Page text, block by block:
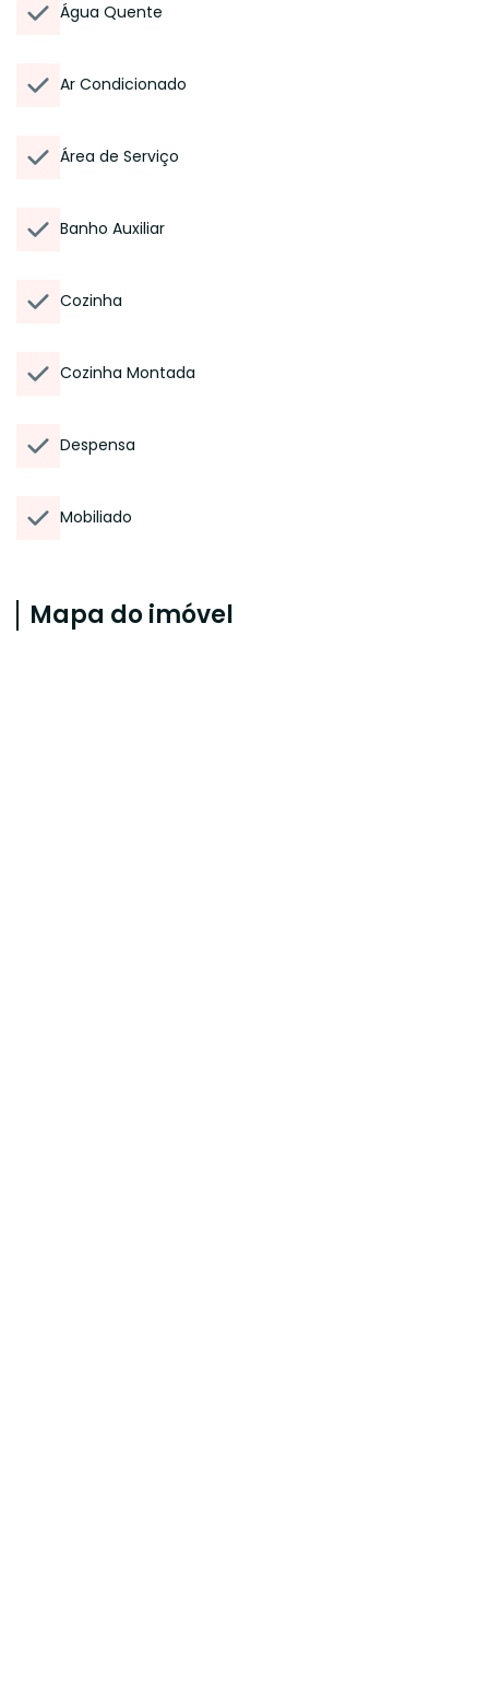
Água Quente
Ar Condicionado
Área de Serviço
Banho Auxiliar
Cozinha
Cozinha Montada
Despensa
Mobiliado
Mapa do imóvel